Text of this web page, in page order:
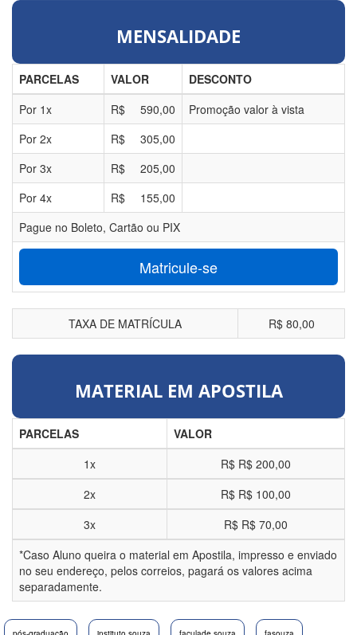
MENSALIDADE
PARCELAS VALOR
DESCONTO
Por 1x R$ 590,00
Promoção valor à vista
Por 2x R$
305,00
Por 3x R$
205,00
Por 4x R$
155,00
Pague no Boleto, Cartão ou PIX
Matricule-se
TAXA DE MATRÍCULA R$ 80,00
MATERIAL EM APOSTILA
PARCELAS
VALOR
1x
R$ R$ 200,00
2x
R$ R$ 100,00
3x
R$ R$ 70,00
*Caso Aluno queira o material em Apostila, impresso e enviado
no seu endereço, pelos correios, pagará os valores acima
separadamente.